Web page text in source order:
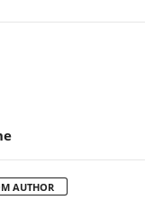
AUTHOR